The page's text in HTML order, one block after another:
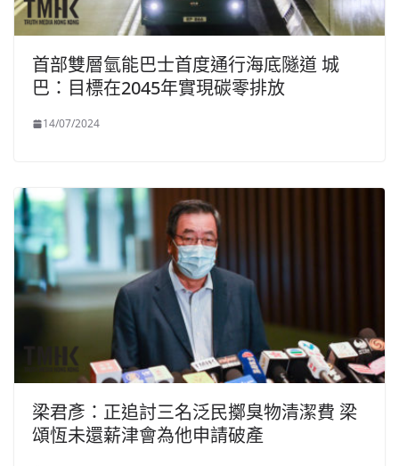
首部雙層氫能巴士首度通行海底隧道 城
巴：目標在2045年實現碳零排放
14/07/2024
梁君彥：正追討三名泛民擲臭物清潔費 梁
頌恆未還薪津會為他申請破產